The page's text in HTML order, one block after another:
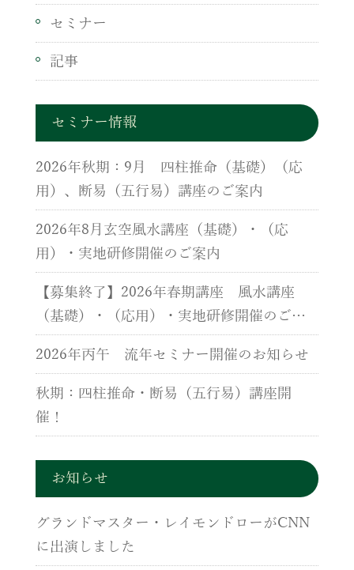
セミナー
記事
セミナー情報
2026年秋期：9月 四柱推命（基礎）（応
用）、断易（五行易）講座のご案内
2026年8月玄空風水講座（基礎）・（応
用）・実地研修開催のご案内
【募集終了】2026年春期講座 風水講座
（基礎）・（応用）・実地研修開催のご案
内
2026年丙午 流年セミナー開催のお知らせ
秋期：四柱推命・断易（五行易）講座開
催！
お知らせ
グランドマスター・レイモンドローがCNN
に出演しました